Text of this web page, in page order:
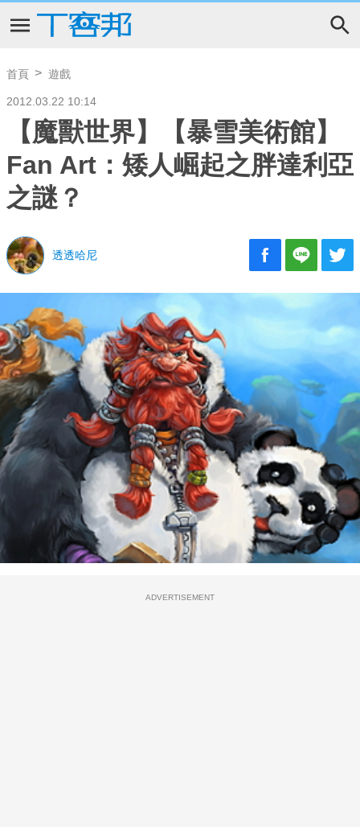
首頁 遊戲
2012.03.22 10:14
【魔獸世界】【暴雪美術館】
Fan Art：矮人崛起之胖達利亞
之謎？
透透哈尼
ADVERTISEMENT